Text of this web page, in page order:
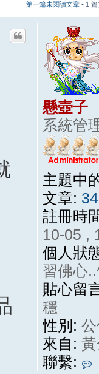
第一篇未閱讀文章 • 1
懸壺子
系統管
主題中
文章:
註冊時
10-05 ,
個人狀
習佛心
貼心留
穩
性別:
來自:
聯繫: